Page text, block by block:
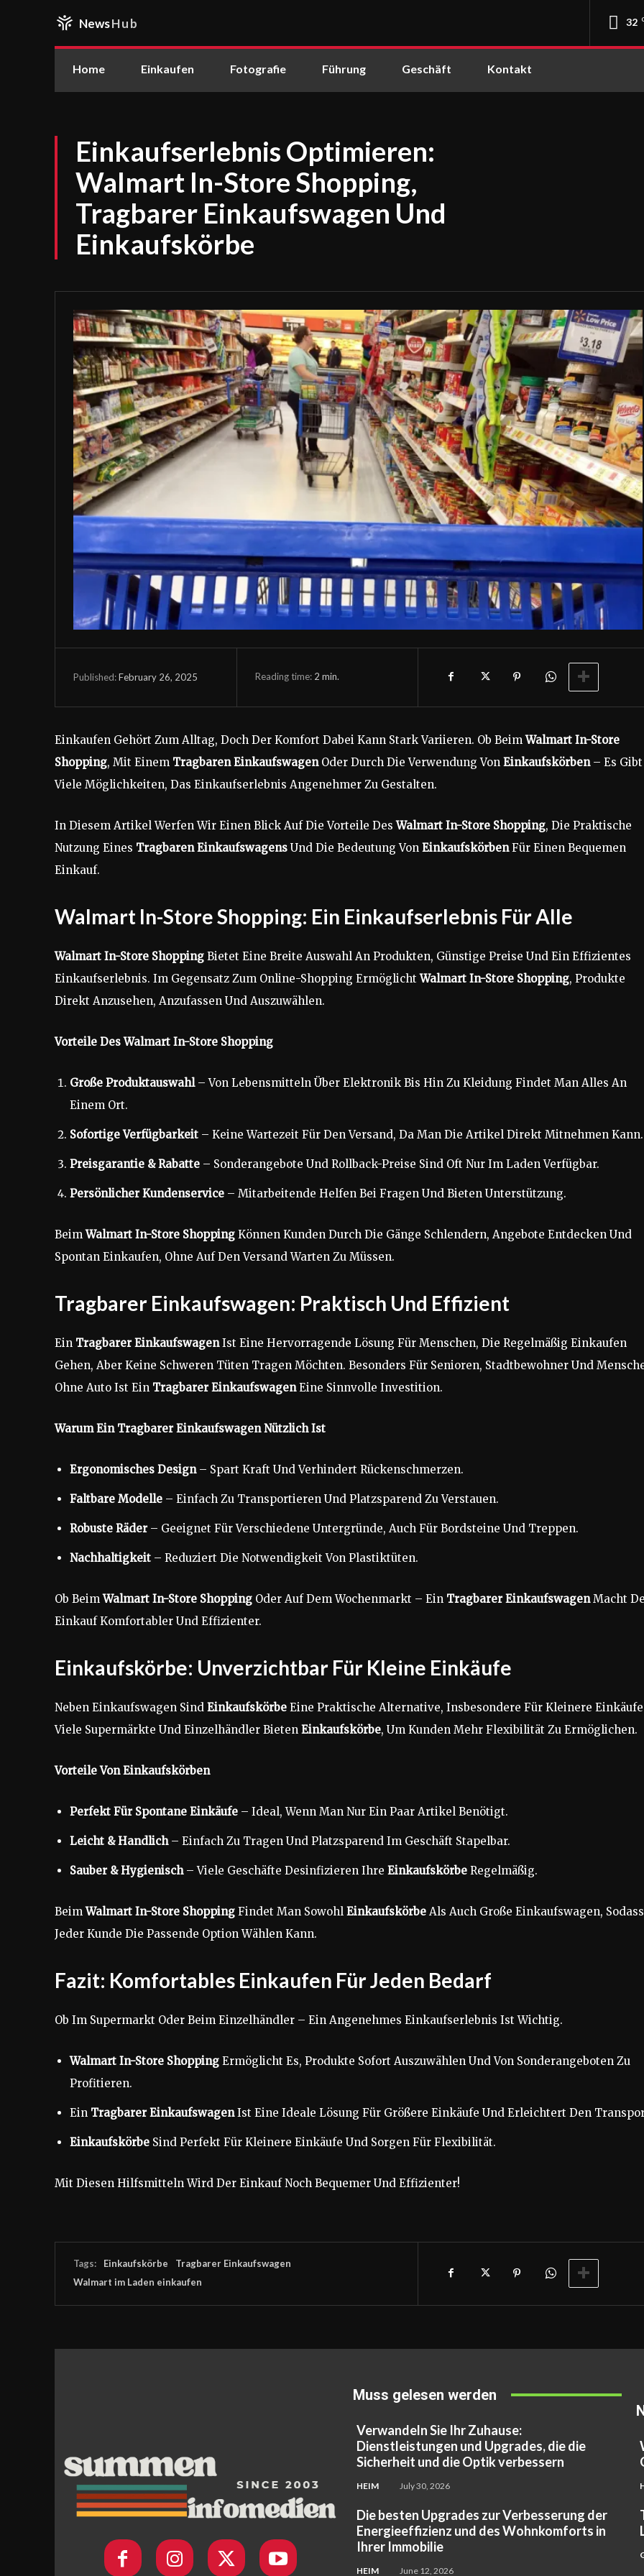
NewsHub 32
Home Einkaufen Fotografie Führung Geschäft Kontakt
Einkaufserlebnis Optimieren:
Walmart In-Store Shopping,
Tragbarer Einkaufswagen Und
Einkaufskörbe
Published:February 26, 2025 Reading time: 2 min.
Einkaufen Gehört Zum Alltag, Doch Der Komfort Dabei Kann Stark Variieren. Ob BeimWalmart In-Store
Shopping, Mit Einem Tragbaren EinkaufswagenOder Durch Die Verwendung Von Einkaufskörben– Es Gibt
Viele Möglichkeiten, Das Einkaufserlebnis Angenehmer Zu Gestalten.
In Diesem Artikel Werfen Wir Einen Blick Auf Die Vorteile DesWalmart In-Store Shopping, Die Praktische
Nutzung Eines Tragbaren Einkaufswagens Und Die Bedeutung Von EinkaufskörbenFür Einen Bequemen
Einkauf.
Walmart In-Store Shopping: Ein Einkaufserlebnis Für Alle
Walmart In-Store Shopping Bietet Eine Breite Auswahl An Produkten, Günstige Preise Und Ein Effizientes
Einkaufserlebnis. Im Gegensatz Zum Online-Shopping ErmöglichtWalmart In-Store Shopping, Produkte
Direkt Anzusehen, Anzufassen Und Auszuwählen.
Vorteile Des Walmart In-Store Shopping
Große Produktauswahl– Von Lebensmitteln Über Elektronik Bis Hin Zu Kleidung Findet Man Alles An
Einem Ort.
Sofortige Verfügbarkeit – Keine Wartezeit Für Den Versand, Da Man Die Artikel Direkt Mitnehmen Kann.
Preisgarantie & Rabatte – Sonderangebote Und Rollback-Preise Sind Oft Nur Im Laden Verfügbar.
Persönlicher Kundenservice – Mitarbeitende Helfen Bei Fragen Und Bieten Unterstützung.
BeimWalmart In-Store Shopping Können Kunden Durch Die Gänge Schlendern, Angebote Entdecken Und
Spontan Einkaufen, Ohne Auf Den Versand Warten Zu Müssen.
Tragbarer Einkaufswagen: Praktisch Und Effizient
Ein Tragbarer EinkaufswagenIst Eine Hervorragende Lösung Für Menschen, Die Regelmäßig Einkaufen
Gehen, Aber Keine Schweren Tüten Tragen Möchten. Besonders Für Senioren, Stadtbewohner Und
Ohne Auto Ist Ein Tragbarer EinkaufswagenEine Sinnvolle Investition.
Warum Ein Tragbarer Einkaufswagen Nützlich Ist
Ergonomisches Design– Spart Kraft Und Verhindert Rückenschmerzen.
Faltbare Modelle – Einfach Zu Transportieren Und Platzsparend Zu Verstauen.
Robuste Räder– Geeignet Für Verschiedene Untergründe, Auch Für Bordsteine Und Treppen.
Nachhaltigkeit – Reduziert Die Notwendigkeit Von Plastiktüten.
Ob BeimWalmart In-Store Shopping Oder Auf Dem Wochenmarkt – Ein Tragbarer EinkaufswagenMacht
Einkauf Komfortabler Und Effizienter.
Einkaufskörbe: Unverzichtbar Für Kleine Einkäufe
Neben Einkaufswagen Sind Einkaufskörbe Eine Praktische Alternative, Insbesondere Für Kleinere
Viele Supermärkte Und Einzelhändler Bieten Einkaufskörbe, Um Kunden Mehr Flexibilität Zu Ermöglichen.
Vorteile Von Einkaufskörben
Perfekt Für Spontane Einkäufe – Ideal, Wenn Man Nur Ein Paar Artikel Benötigt.
Leicht & Handlich– Einfach Zu Tragen Und Platzsparend Im Geschäft Stapelbar.
Sauber & Hygienisch– Viele Geschäfte Desinfizieren Ihre Einkaufskörbe Regelmäßig.
BeimWalmart In-Store Shopping Findet Man Sowohl Einkaufskörbe Als Auch Große Einkaufswagen, Sodass
Jeder Kunde Die Passende Option Wählen Kann.
Fazit: Komfortables Einkaufen Für Jeden Bedarf
Ob Im Supermarkt Oder Beim Einzelhändler – Ein Angenehmes Einkaufserlebnis Ist Wichtig.
Walmart In-Store Shopping Ermöglicht Es, Produkte Sofort Auszuwählen Und Von Sonderangeboten Zu
Profitieren.
Ein Tragbarer EinkaufswagenIst Eine Ideale Lösung Für Größere Einkäufe Und Erleichtert Den
Einkaufskörbe Sind Perfekt Für Kleinere Einkäufe Und Sorgen Für Flexibilität.
Mit Diesen Hilfsmitteln Wird Der Einkauf Noch Bequemer Und Effizienter!
Tags: Einkaufskörbe
Tragbarer Einkaufswagen
Walmart im Laden einkaufen
Muss gelesen werden
Verwandeln Sie Ihr Zuhause:
Dienstleistungen und Upgrades, die die
Sicherheit und die Optik verbessern
HEIM July 30, 2026
Die besten Upgrades zur Verbesserung der
Energieeffizienz und des Wohnkomforts in
Ihrer Immobilie
HEIM June 12, 2026